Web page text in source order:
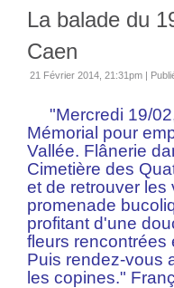
La balade du
Caen
21 Février 2014, 21:31pm |
"Mercredi 19/02,
Mémorial pour
Vallée. Flânerie
Cimetière des
et de retrouver les
promenade
profitant d'une
fleurs rencontrées
Puis rendez-vous
les copines."